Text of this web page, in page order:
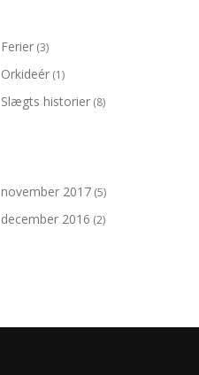
Ferier (3)
Orkideér (1)
Slægts historier (8)
november 2017 (5)
december 2016 (2)